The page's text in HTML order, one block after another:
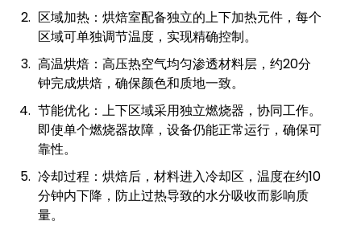
区域加热：烘焙室配备独立的上下加热元件，每个
区域可单独调节温度，实现精确控制。
高温烘焙：高压热空气均匀渗透材料层，约20分
钟完成烘焙，确保颜色和质地一致。
节能优化：上下区域采用独立燃烧器，协同工作。
即使单个燃烧器故障，设备仍能正常运行，确保可
靠性。
冷却过程：烘焙后，材料进入冷却区，温度在约10
分钟内下降，防止过热导致的水分吸收而影响质
量。